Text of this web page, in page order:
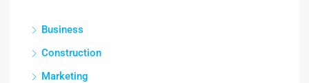
Business
Construction
Marketing